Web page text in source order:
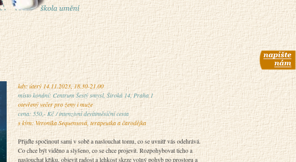
kdy: úterý 14.11.2023, 18.30-21.00
místo konání: Centrum Šestý smysl, Široká 14, Praha 1
otevřený večer pro ženy i muže
cena: 550,- Kč / intenzivní devítiměsíční cesta
s kým: Veronika Sequensová, terapeutka a čarodějka
Přijďte spočinout sami v sobě a naslouchat tomu, co se uvnitř vás odehrává.
Co chce být viděno a slyšeno, co se chce projevit. Rozpohybovat ticho a
naslouchat křiku, objevit radost a lehkost skrze volný pohyb po prostoru a